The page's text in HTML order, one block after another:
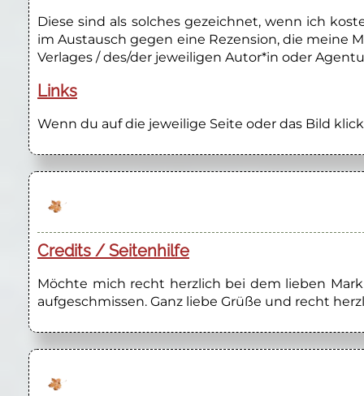
Diese sind als solches gezeichnet, wenn ich
im Austausch gegen eine Rezension, die meine
Verlages / des/der jeweiligen Autor*in oder
Links
Wenn du auf die jeweilige Seite oder das Bild
Credits / Seitenhilfe
Möchte mich recht herzlich bei dem lieben
aufgeschmissen. Ganz liebe Grüße und recht